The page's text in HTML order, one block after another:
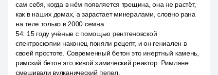
сам себя, когда в нём появляется трещина, она не растёт,
как в наших домах, а зарастает минералами, словно рана
на теле только в 2000 семна.
54: 15 году учёные с помощью рентгеновской
спектроскопии наконец поняли рецепт, и он гениален в
своей простоте. Современный бетон это инертный камень,
римский бетон это живой химический реактор. Римляне
смешивали вулканический пепел.